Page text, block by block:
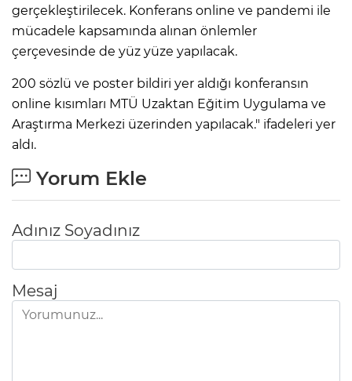
gerçekleştirilecek. Konferans online ve pandemi ile
mücadele kapsamında alınan önlemler
çerçevesinde de yüz yüze yapılacak.
200 sözlü ve poster bildiri yer aldığı konferansın
online kısımları MTÜ Uzaktan Eğitim Uygulama ve
Araştırma Merkezi üzerinden yapılacak." ifadeleri yer
aldı.
Yorum Ekle
Adınız Soyadınız
Mesaj